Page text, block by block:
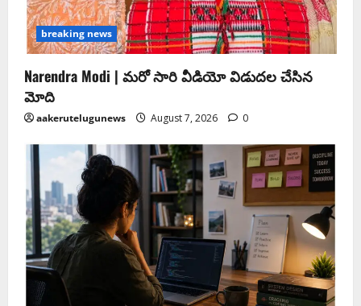
breaking news
Narendra Modi | మ‌రో సారి వీడియో విడుద‌ల చేసిన
మోది
aakerutelugunews August 7, 2026 0